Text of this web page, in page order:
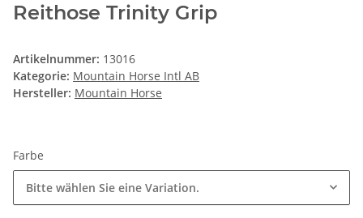
Reithose Trinity Grip
Artikelnummer: 13016
Kategorie: Mountain Horse Intl AB
Hersteller: Mountain Horse
Farbe
Bitte wählen Sie eine Variation.